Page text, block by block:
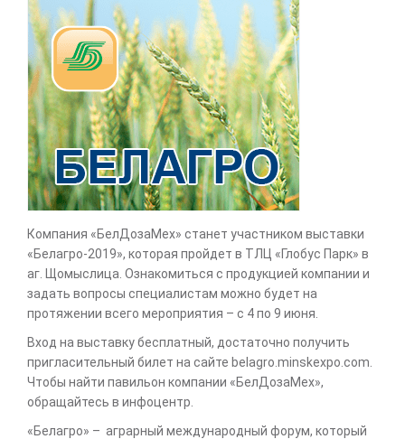
Компания «БелДозаМех» станет участником выставки
«Белагро-2019», которая пройдет в ТЛЦ «Глобус Парк» в
аг. Щомыслица. Ознакомиться с продукцией компании и
задать вопросы специалистам можно будет на
протяжении всего мероприятия – с 4 по 9 июня.
Вход на выставку бесплатный, достаточно получить
пригласительный билет на сайте belagro.minskexpo.com.
Чтобы найти павильон компании «БелДозаМех»,
обращайтесь в инфоцентр.
«Белагро» – аграрный международный форум, который